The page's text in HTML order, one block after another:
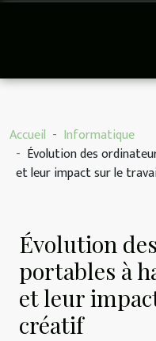
Accueil
Informatique
Évolution des
et leur impact sur le
Évolution
portables à
et leur
créatif